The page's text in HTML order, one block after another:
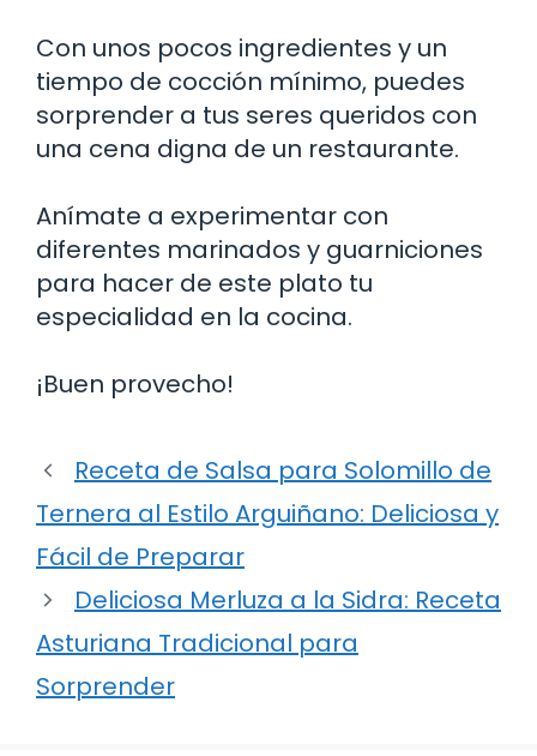
Con unos pocos ingredientes y un
tiempo de cocción mínimo, puedes
sorprender a tus seres queridos con
una cena digna de un restaurante.
Anímate a experimentar con
diferentes marinados y guarniciones
para hacer de este plato tu
especialidad en la cocina.
¡Buen provecho!
Receta de Salsa para Solomillo de
Ternera al Estilo Arguiñano: Deliciosa y
Fácil de Preparar
Deliciosa Merluza a la Sidra: Receta
Asturiana Tradicional para
Sorprender